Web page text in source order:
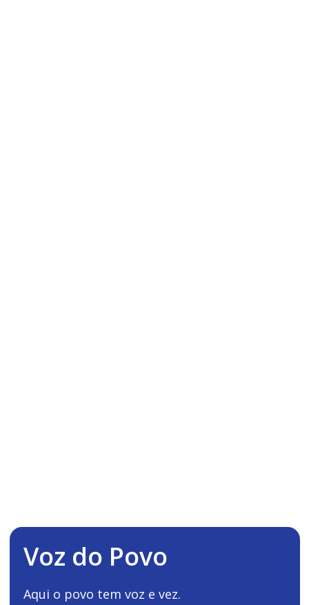
Voz do Povo
Aqui o povo tem voz e vez.